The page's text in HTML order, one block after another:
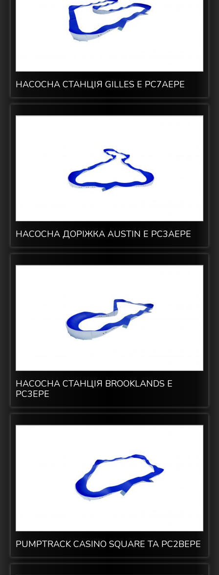
НАСОСНА СТАНЦІЯ GILLES E PC7AEPE
НАСОСНА ДОРІЖКА AUSTIN E PC3AEPE
НАСОСНА СТАНЦІЯ BROOKLANDS E
PC3EPE
PUMPTRACK CASINO SQUARE ТА PC2BEPE